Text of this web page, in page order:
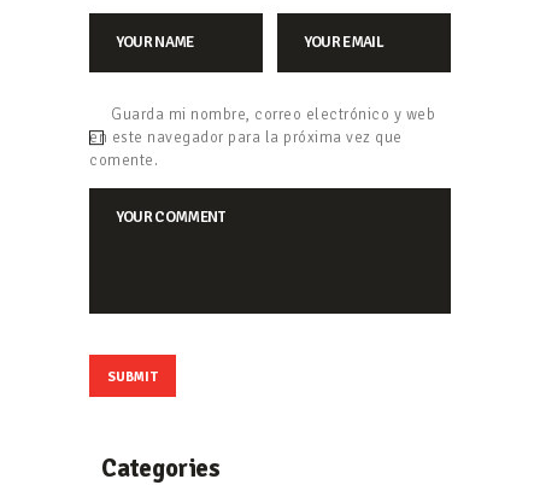
Guarda mi nombre, correo electrónico y web
en este navegador para la próxima vez que
comente.
Categories